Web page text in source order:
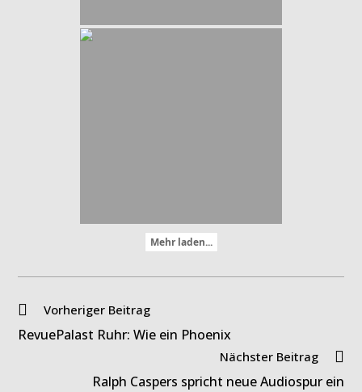
Mehr laden...
Weitere
ansehen
Vorheriger Beitrag
RevuePalast Ruhr: Wie ein Phoenix
Nächster Beitrag
Ralph Caspers spricht neue Audiospur ein